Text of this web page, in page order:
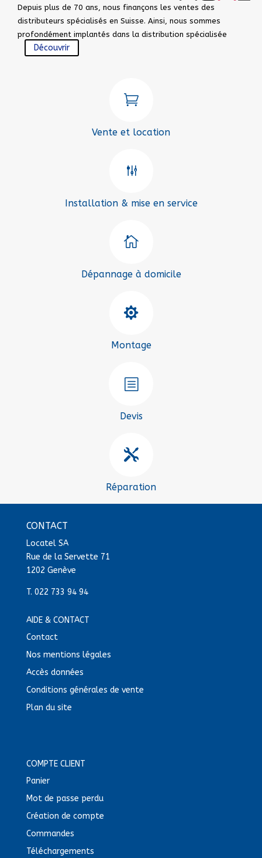
Depuis plus de 70 ans, nous finançons les ventes des
distributeurs spécialisés en Suisse. Ainsi, nous sommes
profondément implantés dans la distribution spécialisée
Découvrir

Vente et location
g
Installation & mise en service

Dépannage à domicile

Montage
b
Devis

Réparation
CONTACT
Locatel SA
Rue de la Servette 71
1202 Genève
T. 022 733 94 94
AIDE & CONTACT
Contact
Nos mentions légales
Accès données
Conditions générales de vente
Plan du site
COMPTE CLIENT
Panier
Mot de passe perdu
Création de compte
Commandes
Téléchargements